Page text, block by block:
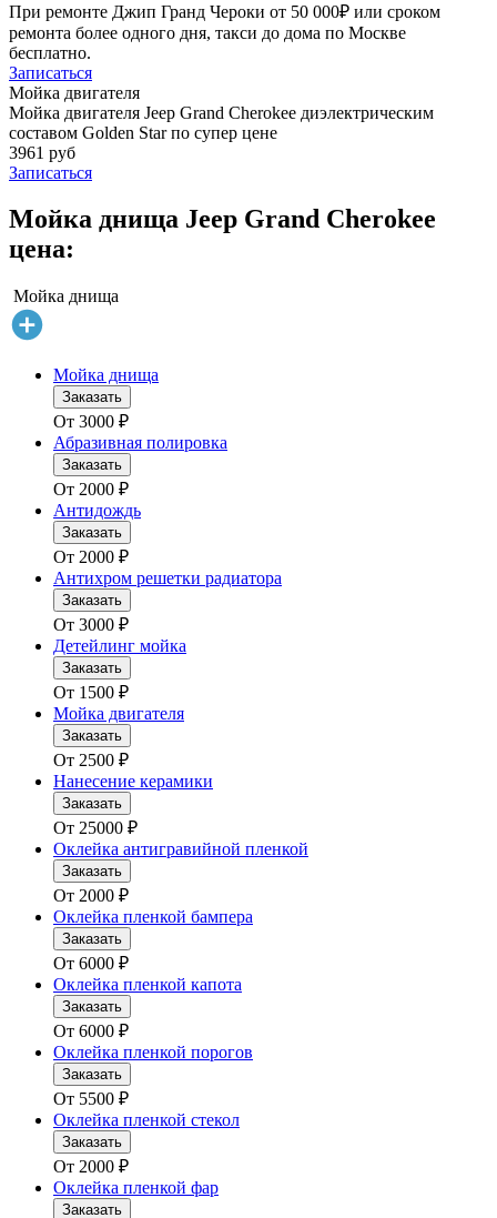
При ремонте Джип Гранд Чероки от 50 000₽ или сроком
ремонта более одного дня, такси до дома по Москве
бесплатно.
Записаться
Мойка двигателя
Мойка двигателя Jeep Grand Cherokee диэлектрическим
составом Golden Star по супер цене
3961 руб
Записаться
Мойка днища Jeep Grand Cherokee
цена:
Мойка днища
Мойка днища
Заказать
От 3000 ₽
Абразивная полировка
Заказать
От 2000 ₽
Антидождь
Заказать
От 2000 ₽
Антихром решетки радиатора
Заказать
От 3000 ₽
Детейлинг мойка
Заказать
От 1500 ₽
Мойка двигателя
Заказать
От 2500 ₽
Нанесение керамики
Заказать
От 25000 ₽
Оклейка антигравийной пленкой
Заказать
От 2000 ₽
Оклейка пленкой бампера
Заказать
От 6000 ₽
Оклейка пленкой капота
Заказать
От 6000 ₽
Оклейка пленкой порогов
Заказать
От 5500 ₽
Оклейка пленкой стекол
Заказать
От 2000 ₽
Оклейка пленкой фар
Заказать